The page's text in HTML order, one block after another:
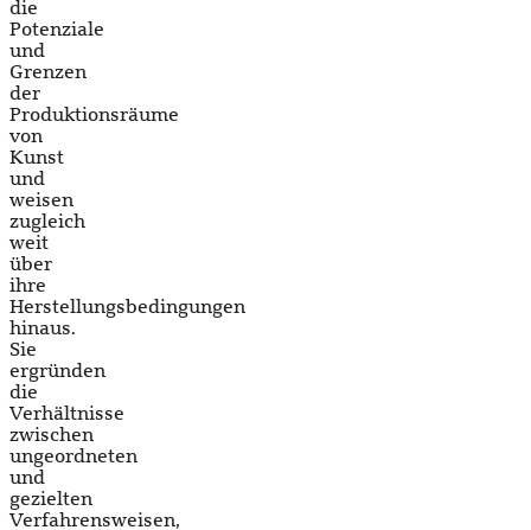
die
Potenziale
und
Grenzen
der
Produktionsräume
von
Kunst
und
weisen
zugleich
weit
über
ihre
Herstellungsbedingungen
hinaus.
Sie
ergründen
die
Verhältnisse
zwischen
ungeordneten
und
gezielten
Verfahrensweisen,